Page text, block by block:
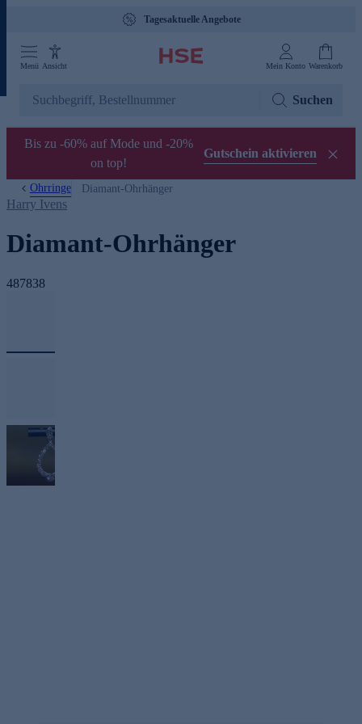
Tagesaktuelle Angebote
Menü Ansicht Mein Konto Warenkorb
Suchen
Bis zu -60% auf Mode und -20%
on top!
Gutschein aktivieren
Ohrringe Diamant-Ohrhänger
Harry Ivens
Diamant-Ohrhänger
487838